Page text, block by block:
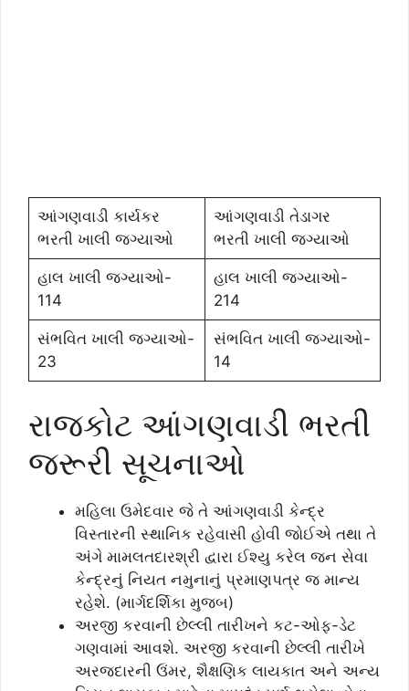
આંગણવાડી કાર્યકર
ભરતી ખાલી જગ્યાઓ
આંગણવાડી તેડાગર
ભરતી ખાલી જગ્યાઓ
હાલ ખાલી જગ્યાઓ-
114
હાલ ખાલી જગ્યાઓ-
214
સંભવિત ખાલી જગ્યાઓ-
23
સંભવિત ખાલી જગ્યાઓ-
14
રાજકોટ આંગણવાડી ભરતી
જરૂરી સૂચનાઓ
મહિલા ઉમેદવાર જે તે આંગણવાડી કેન્દ્ર
વિસ્તારની સ્થાનિક રહેવાસી હોવી જોઈએ તથા તે
અંગે મામલતદારશ્રી દ્વારા ઈશ્યુ કરેલ જન સેવા
કેન્દ્રનું નિયત નમુનાનું પ્રમાણપત્ર જ માન્ય
રહેશે. (માર્ગદર્શિકા મુજબ)
અરજી કરવાની છેલ્લી તારીખને કટ-ઓફ-ડેટ
ગણવામાં આવશે. અરજી કરવાની છેલ્લી તારીખે
અરજદારની ઉંમર, શૈક્ષણિક લાયકાત અને અન્ય